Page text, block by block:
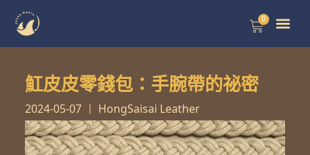
0
購
籃
魟皮皮零錢包：手腕帶的祕密
2024-05-07 HongSaisai Leather